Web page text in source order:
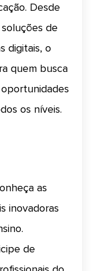
Desde
de
digitais, o
quem busca
os níveis.
as
inovadoras
de